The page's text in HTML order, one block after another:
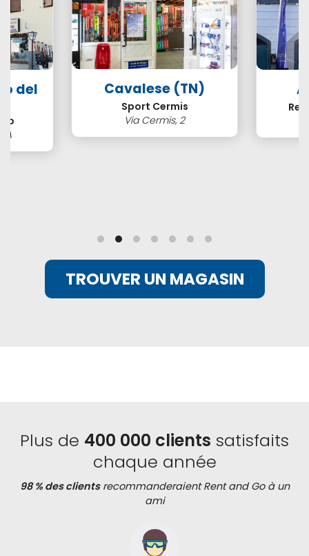
del
A
Cavalese (TN)
Sport Cermis
Via Cermis, 2
TROUVER UN MAGASIN
Plus de 400 000 clients satisfaits
chaque année
98 % des clientsrecommanderaient Rent and Go à un
ami